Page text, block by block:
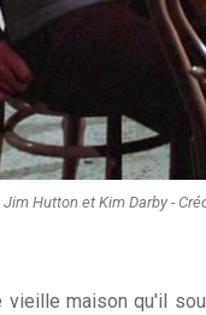
Jim Hutton et Kim Darby -
vieille maison qu'il